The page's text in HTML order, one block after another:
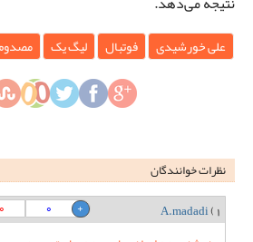
علی خورشیدی فوتبال لیگ یک
نظرات خوانندگان
1)
A.madadi
0